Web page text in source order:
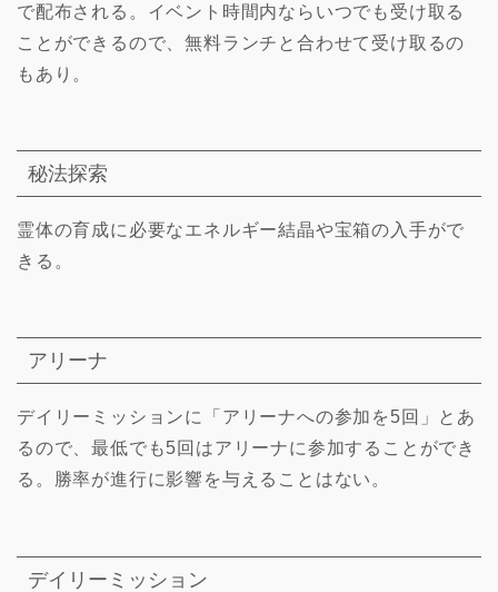
で配布される。イベント時間内ならいつでも受け取る
ことができるので、無料ランチと合わせて受け取るの
もあり。
秘法探索
霊体の育成に必要なエネルギー結晶や宝箱の入手がで
きる。
アリーナ
デイリーミッションに「アリーナへの参加を5回」とあ
るので、最低でも5回はアリーナに参加することができ
る。勝率が進行に影響を与えることはない。
デイリーミッション